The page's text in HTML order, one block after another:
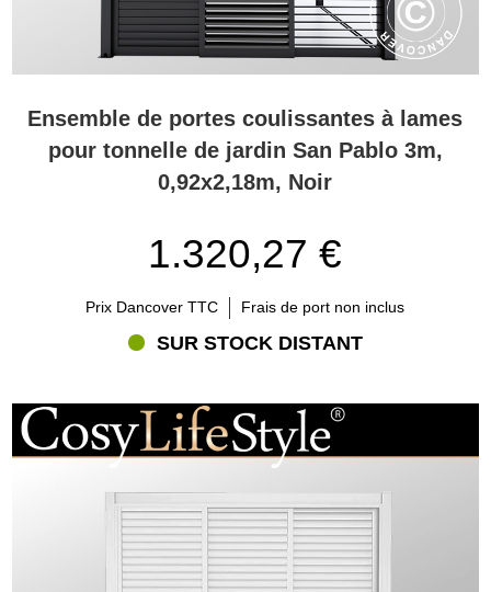
Ensemble de portes coulissantes à lames
pour tonnelle de jardin San Pablo 3m,
0,92x2,18m, Noir
1.320,27 €
Prix Dancover TTC Frais de port non inclus
SUR STOCK DISTANT